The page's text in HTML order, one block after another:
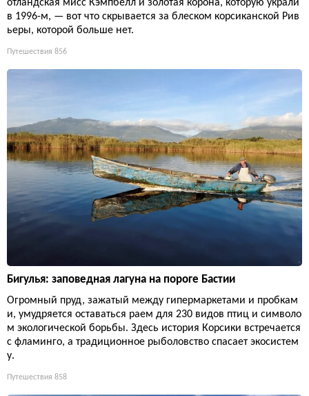
отландская мисс Кэмпбелл и золотая корона, которую украли
в 1996-м, — вот что скрывается за блеском корсиканской Рив
ьеры, которой больше нет.
Путешествия 856
Бигулья: заповедная лагуна на пороге Бастии
Огромный пруд, зажатый между гипермаркетами и пробкам
и, умудряется оставаться раем для 230 видов птиц и символо
м экологической борьбы. Здесь история Корсики встречается
с фламинго, а традиционное рыболовство спасает экосистем
у.
Путешествия 858